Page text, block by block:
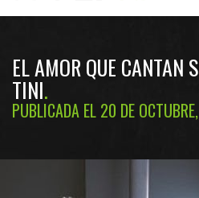
EL AMOR QUE CANTAN
TINI
PUBLICADA EL 20 DE